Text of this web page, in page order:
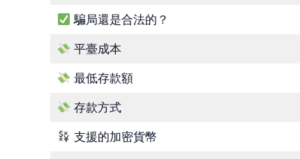
騙局還是合法的？
平臺成本
最低存款額
存款方式
支援的加密貨幣